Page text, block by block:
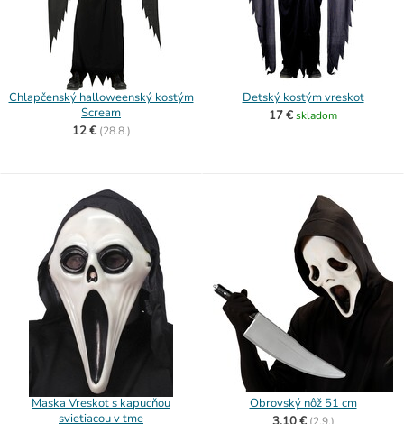
Chlapčenský halloweenský kostým
Scream
12 € (28.8.)
Detský kostým vreskot
17 €skladom
Maska Vreskot s kapucňou
svietiacou v tme
Obrovský nôž 51 cm